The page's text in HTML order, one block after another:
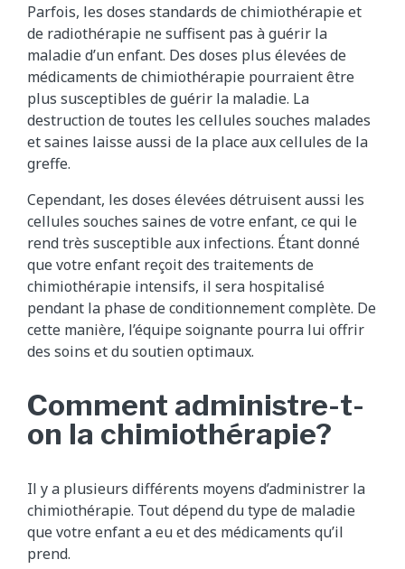
Parfois, les doses standards de chimiothérapie et
de radiothérapie ne suffisent pas à guérir la
maladie d’un enfant. Des doses plus élevées de
médicaments de chimiothérapie pourraient être
plus susceptibles de guérir la maladie. La
destruction de toutes les cellules souches malades
et saines laisse aussi de la place aux cellules de la
greffe.
Cependant, les doses élevées détruisent aussi les
cellules souches saines de votre enfant, ce qui le
rend très susceptible aux infections. Étant donné
que votre enfant reçoit des traitements de
chimiothérapie intensifs, il sera hospitalisé
pendant la phase de conditionnement complète. De
cette manière, l’équipe soignante pourra lui offrir
des soins et du soutien optimaux.
Comment administre-t-
on la chimiothérapie?
Il y a plusieurs différents moyens d’administrer la
chimiothérapie. Tout dépend du type de maladie
que votre enfant a eu et des médicaments qu’il
prend.